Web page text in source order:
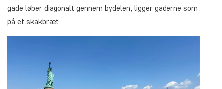
gade løber diagonalt gennem bydelen, ligger gaderne som
på et skakbræt.